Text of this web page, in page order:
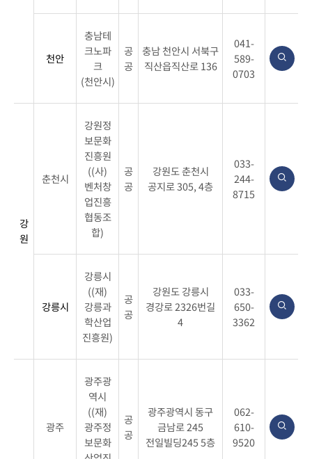
천안
충남테
크노파
크
(천안시)
공
공
충남 천안시 서북구
직산읍직산로 136
041-
589-
0703
강
원
춘천시
강원정
보문화
진흥원
((사)
벤처창
업진흥
협동조
합)
공
공
강원도 춘천시
공지로 305, 4층
033-
244-
8715
강릉시
강릉시
((재)
강릉과
학산업
진흥원)
공
공
강원도 강릉시
경강로 2326번길
4
033-
650-
3362
광주
광주광
역시
((재)
광주정
보문화
공
공
광주광역시 동구
금남로 245
전일빌딩245 5층
062-
610-
9520